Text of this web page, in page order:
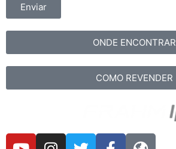
Enviar
ONDE ENCONTRAR
COMO REVENDER